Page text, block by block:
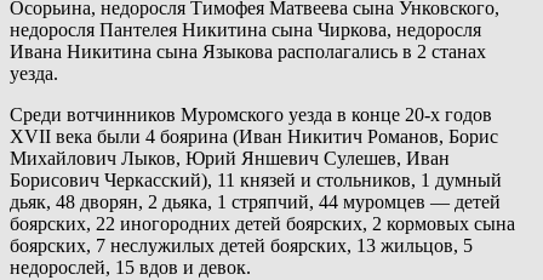
Осорьина, недоросля Тимофея Матвеева сына Унковского,
недоросля Пантелея Никитина сына Чиркова, недоросля
Ивана Никитина сына Языкова располагались в 2 станах
уезда.
Среди вотчинников Муромского уезда в конце 20-х годов
XVII века были 4 боярина (Иван Никитич Романов, Борис
Михайлович Лыков, Юрий Яншевич Сулешев, Иван
Борисович Черкасский), 11 князей и стольников, 1 думный
дьяк, 48 дворян, 2 дьяка, 1 стряпчий, 44 муромцев — детей
боярских, 22 иногородних детей боярских, 2 кормовых сына
боярских, 7 неслужилых детей боярских, 13 жильцов, 5
недорослей, 15 вдов и девок.